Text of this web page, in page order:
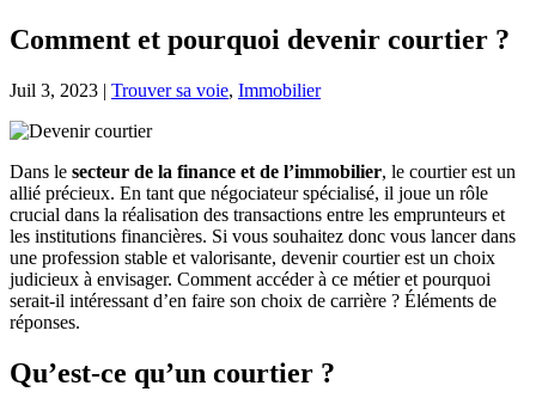
Comment et pourquoi devenir courtier ?
Juil 3, 2023 | Trouver sa voie, Immobilier
Dans le secteur de la finance et de l’immobilier, le courtier est un
allié précieux. En tant que négociateur spécialisé, il joue un rôle
crucial dans la réalisation des transactions entre les emprunteurs et
les institutions financières. Si vous souhaitez donc vous lancer dans
une profession stable et valorisante, devenir courtier est un choix
judicieux à envisager. Comment accéder à ce métier et pourquoi
serait-il intéressant d’en faire son choix de carrière ? Éléments de
réponses.
Qu’est-ce qu’un courtier ?